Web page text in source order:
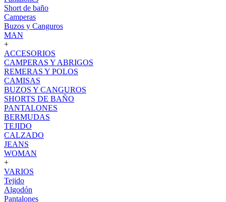
Short de baño
Camperas
Buzos y Canguros
MAN
+
ACCESORIOS
CAMPERAS Y ABRIGOS
REMERAS Y POLOS
CAMISAS
BUZOS Y CANGUROS
SHORTS DE BAÑO
PANTALONES
BERMUDAS
TEJIDO
CALZADO
JEANS
WOMAN
+
VARIOS
Tejido
Algodón
Pantalones